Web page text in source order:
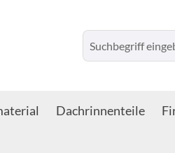
Dachrinnenteile